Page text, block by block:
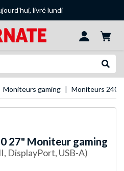
livré lundi
Moniteurs gaming Moniteurs 240
27" Moniteur gaming
DisplayPort, USB-A)